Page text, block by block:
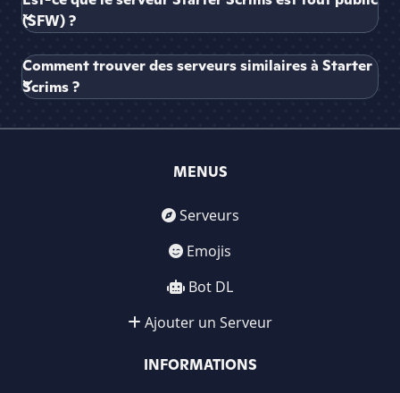
(SFW) ?
Comment trouver des serveurs similaires à Starter
Scrims ?
MENUS
Serveurs
Emojis
Bot DL
Ajouter un Serveur
INFORMATIONS